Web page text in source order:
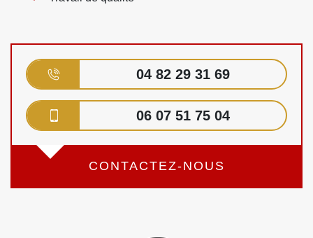
04 82 29 31 69
06 07 51 75 04
CONTACTEZ-NOUS